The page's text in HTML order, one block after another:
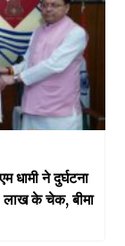
ने दुर्घटना
लाख के चेक, बीमा